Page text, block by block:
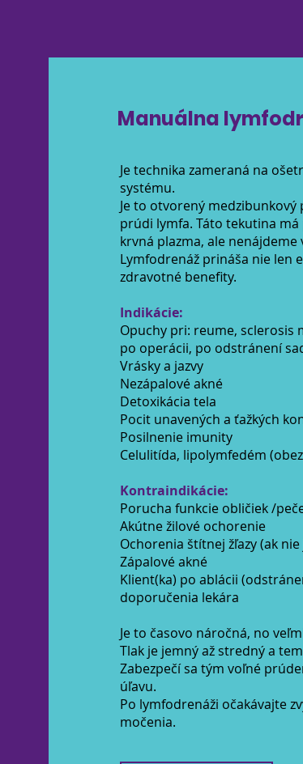
Manuálna
Je technika zameraná na
systému.
Je to otvorený
prúdi lymfa. Táto tekutina
krvná plazma, ale nenájdeme
Lymfodrenáž prináša nie len
zdravotné benefity.
Indikácie:
Opuchy pri: reume, sclerosis
po operácii, po odstránení
Vrásky a jazvy
Nezápalové akné
Detoxikácia tela
Pocit unavených a ťažkých
Posilnenie imunity
Celulitída, lipolymfedém
Kontraindikácie:
Porucha funkcie obličiek /
Akútne žilové ochorenie
Ochorenia štítnej žľazy (ak
Zápalové akné
Klient(ka) po ablácii
doporučenia lekára
Je to časovo náročná, no
Tlak je jemný až stredný a
Zabezpečí sa tým voľné
úľavu.
Po lymfodrenáži očakávajte
močenia.